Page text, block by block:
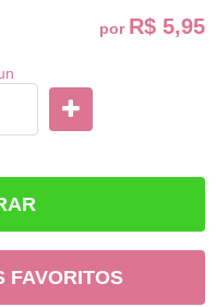
por R$ 5,95
FAVORITOS